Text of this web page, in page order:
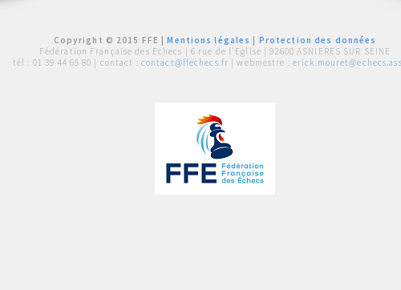
Copyright © 2015 FFE |Mentions légales
Protection des données
Fédération Française des Echecs | 6 rue de l'Eglise | 92600 ASNIERES SUR SEINE
tél : 01 39 44 65 80 | contact : contact@ffechecs.fr | webmestre :